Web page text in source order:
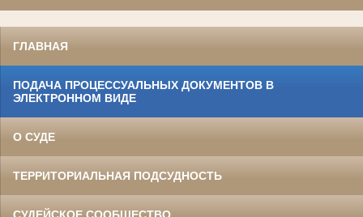
ГЛАВНАЯ
ПОДАЧА ПРОЦЕССУАЛЬНЫХ ДОКУМЕНТОВ В
ЭЛЕКТРОННОМ ВИДЕ
О СУДЕ
ТЕРРИТОРИАЛЬНАЯ ПОДСУДНОСТЬ